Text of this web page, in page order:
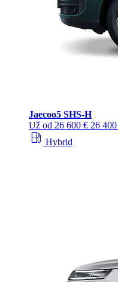
Jaecoo5 SHS-H
Už od 26 600 € 26
local_gas_station Hybrid